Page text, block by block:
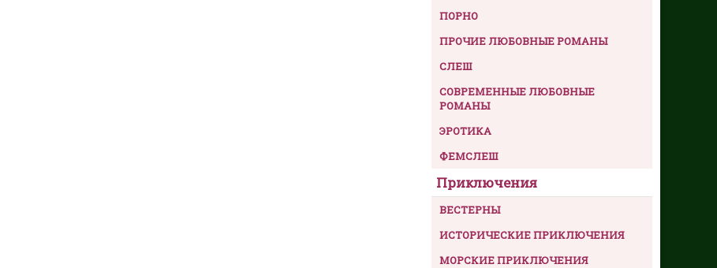
ПОРНО
ПРОЧИЕ ЛЮБОВНЫЕ РОМАНЫ
СЛЕШ
СОВРЕМЕННЫЕ ЛЮБОВНЫЕ
РОМАНЫ
ЭРОТИКА
ФЕМСЛЕШ
Приключения
ВЕСТЕРНЫ
ИСТОРИЧЕСКИЕ ПРИКЛЮЧЕНИЯ
МОРСКИЕ ПРИКЛЮЧЕНИЯ